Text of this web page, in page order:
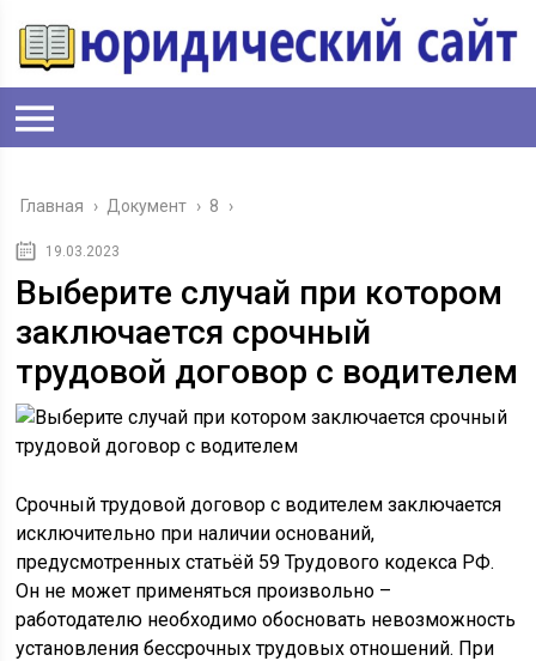
Главная › Документ › 8 ›
19.03.2023
Выберите случай при котором
заключается срочный
трудовой договор с водителем
Срочный трудовой договор с водителем заключается
исключительно при наличии оснований,
предусмотренных статьёй 59 Трудового кодекса РФ.
Он не может применяться произвольно –
работодателю необходимо обосновать невозможность
установления бессрочных трудовых отношений. При